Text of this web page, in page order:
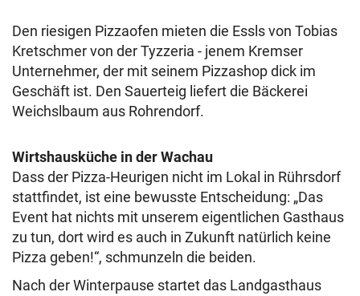
Den riesigen Pizzaofen mieten die Essls von Tobias
Kretschmer von der Tyzzeria - jenem Kremser
Unternehmer, der mit seinem Pizzashop dick im
Geschäft ist. Den Sauerteig liefert die Bäckerei
Weichslbaum aus Rohrendorf.
Wirtshausküche in der Wachau
Dass der Pizza-Heurigen nicht im Lokal in Rührsdorf
stattfindet, ist eine bewusste Entscheidung: „Das
Event hat nichts mit unserem eigentlichen Gasthaus
zu tun, dort wird es auch in Zukunft natürlich keine
Pizza geben!“, schmunzeln die beiden.
Nach der Winterpause startet das Landgasthaus